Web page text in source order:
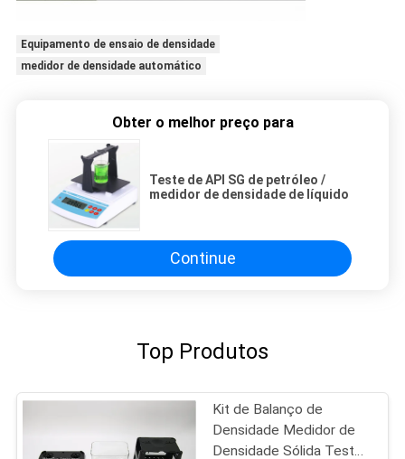
Equipamento de ensaio de densidade
medidor de densidade automático
Obter o melhor preço para
Teste de API SG de petróleo /
medidor de densidade de líquido
Continue
Top Produtos
Kit de Balanço de
Densidade Medidor de
Densidade Sólida Teste